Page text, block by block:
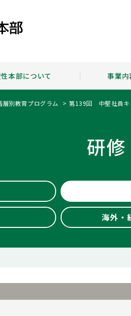
本部について
る
事業内
（健康経営支援サー
海外研修プログラム・
層別教育プログラム 第139回 中堅社員キ
研
海外・